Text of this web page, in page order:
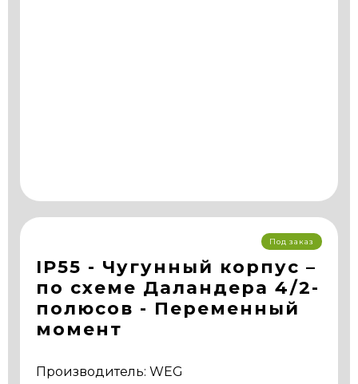
IP55 - Чугунный корпус –
по схеме Даландера 4/2-
полюсов - Переменный
момент
Производитель: WEG
Под заказ